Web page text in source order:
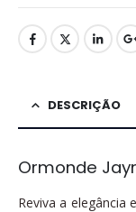
DESCRIÇÃO
Ormonde
Reviva a elegância